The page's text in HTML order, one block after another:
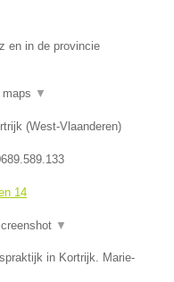
en in de provincie
▼
(West-Vlaanderen)
14
▼
in Kortrijk. Marie-